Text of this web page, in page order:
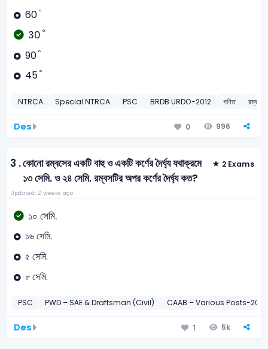
60°°
30°
°
90°
°
45°°
NTRCA Special NTRCA PSC BRDB URDO-2012 গণিত
Des 0 996
3 .কোনো রম্বসের একটি বাহু ও একটি কর্ণের দৈর্ঘ্য যথাক্রমে
১৩ সেমি. ও ২৪ সেমি. রম্বসটির অপর কর্ণের দৈর্ঘ্য কত?
2 Exams
Updated: 2 weeks ago
১০ সেমি.
১৬ সেমি.
৫ সেমি.
৮ সেমি.
PSC PWD – SAE & Draftsman (Civil) CAAB – Various Posts-2021
Des 1 5k